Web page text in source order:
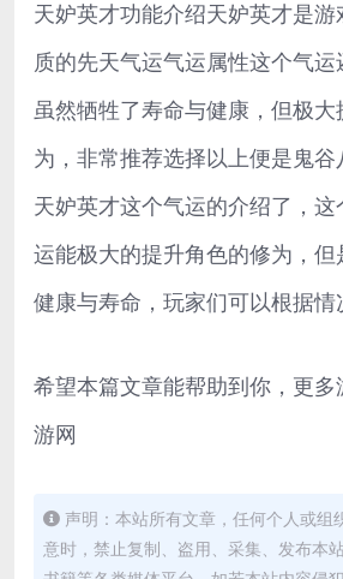
天妒英才功能介绍天妒英才是
质的先天气运气运属性这个气运
虽然牺牲了寿命与健康，但极
为，非常推荐选择以上便是鬼
天妒英才这个气运的介绍了，
运能极大的提升角色的修为，
健康与寿命，玩家们可以根据情
希望本篇文章能帮助到你，更多
游网
声明：本站所有文章，任何个人或组
意时，禁止复制、盗用、采集、发布本